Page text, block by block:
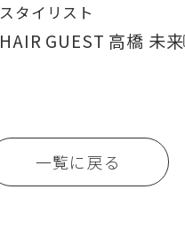
スタイリスト
HAIR GUEST 高橋 未来
一覧に戻る